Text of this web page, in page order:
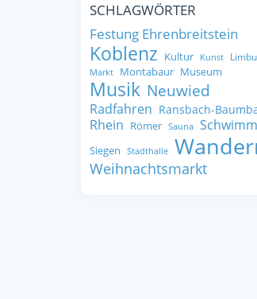
SCHLAGWÖRTER
Festung Ehrenbreitstein
Koblenz Kultur Kunst
Markt Montabaur Museum
Musik Neuwied
Radfahren Ransbach-
Rhein Römer Sauna
Siegen Stadthalle
Weihnachtsmarkt